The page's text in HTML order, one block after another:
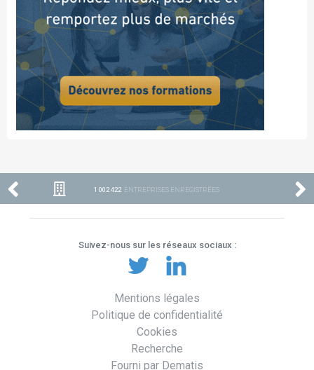
1 002 422 ENTREPRISES ENREGISTRÉES
Suivez-nous sur les réseaux sociaux :
Mentions légales
Politique de confidentialité
Cookies
Recherche
Fourni par Dematis